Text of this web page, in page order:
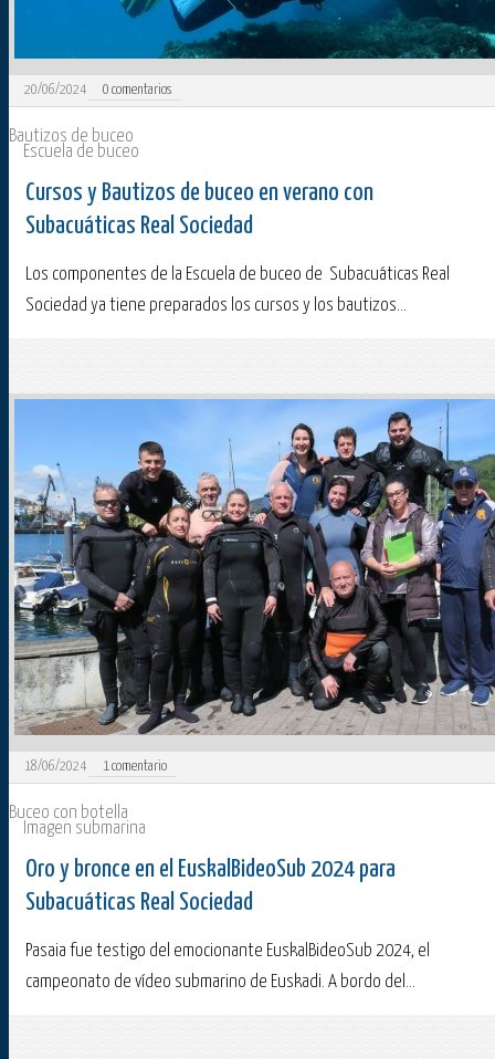
20/06/2024 0 comentarios
Bautizos de buceo
Escuela de buceo
Cursos y Bautizos de buceo en verano con
Subacuáticas Real Sociedad
Los componentes de la Escuela de buceo de Subacuáticas Real
Sociedad ya tiene preparados los cursos y los bautizos...
18/06/2024 1comentario
Buceo con botella
Imagen submarina
Oro y bronce en el EuskalBideoSub 2024 para
Subacuáticas Real Sociedad
Pasaia fue testigo del emocionante EuskalBideoSub 2024, el
campeonato de vídeo submarino de Euskadi. A bordo del...